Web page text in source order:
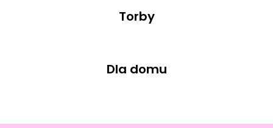
Torby
Dla domu